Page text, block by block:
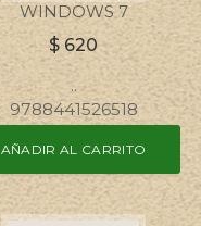
WINDOWS 7
$ 620
..
9788441526518
AÑADIR AL CARRITO